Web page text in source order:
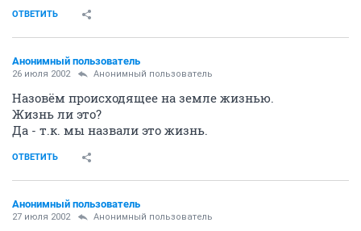
ОТВЕТИТЬ
Анонимный пользователь
26 июля 2002 Анонимный пользователь
Назовём происходящее на земле жизнью.
Жизнь ли это?
Да - т.к. мы назвали это жизнь.
ОТВЕТИТЬ
Анонимный пользователь
27 июля 2002 Анонимный пользователь